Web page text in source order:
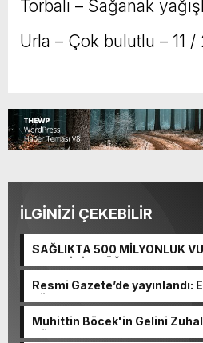
Torbalı – Sağanak
Urla – Çok bulutlu – 11 /
İLGİNİZİ ÇEKEBİLİR
SAĞLIKTA 500 MİLYONLUK
KAÇIŞ İÇİN DÜĞMEYE BASTI!
Resmi Gazete’de yayınlandı:
görevden alındı!
Muhittin Böcek'in Gelini Zuhal
Gözaltı Kararı!